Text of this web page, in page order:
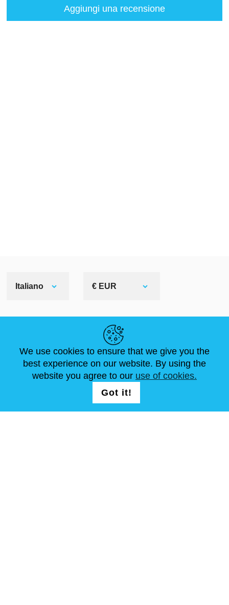
Aggiungi una recensione
Italiano € EUR
NOTIZIE
ARTICOLI
ABOUT US
FAQ
DIMENSIONI STANDARD
CONTATTACI
We use cookies to ensure that we give you the
best experience on our website. By using the
website you agree to our use of cookies.
Got it!